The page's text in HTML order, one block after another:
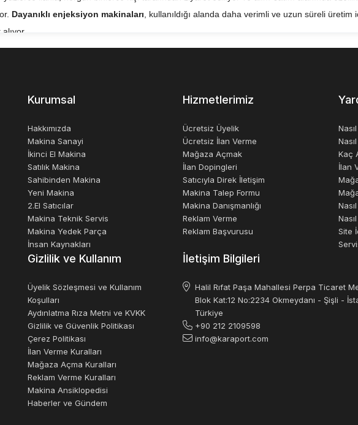
Dayanıklı enjeksiyon makinaları , kullanıldığı alanda daha verimli ve uzun süreli üretim
yer alır. Enjeksiyon makineleri, endüstriyel üretimde kullanılan önemli ekipmanlardan
makina satıcılarından ve sahibinden 2.el satılık enjeksiyon pvc kauçuk ilanları ve
malzemelerin sıcaklığı ve basıncı kullanılarak kalıplara enjekte edilmesi işlemini
malzemelerin enjeksiyonunu da gerçekleştirebilir.
enjeksiyon makinelerine benzer şekilde çalışır. Malzeme granüllerini besleme
kalıba enjekte edilir. Basınç ve soğutma işlemi gerçekleştirildikten sonra, kalıp açılır ve
ambalaj ve diğer endüstrilerde yaygın olarak kullanılır. Bu makineler, yüksek kaliteli
ve doğru boyutları sağlamak için hassas kontrol sistemleriyle donatılmıştır.
sunar. Bunlar arasında kısa üretim süreleri, yüksek verimlilik, yüksek hassasiyet ve
ve boyutlarda ürünler üretmek için çeşitli kalıp seçenekleri sunar.
Kurumsal
Hakkımızda
Makina Sanayi
İkinci El Makina
Satılık Makina
Sahibinden Makina
Yeni Makina
2.El Satıcılar
Makina Teknik Servis
Makina Yedek Parça
İnsan Kaynakları
Hizmetlerimiz
Ücretsiz Üyelik
Ücretsiz İlan Verme
Mağaza Açmak
İlan Dopingleri
Satıcıyla Direk İletişim
Makina Talep Formu
Makina Danışmanlığı
Reklam Verme
Reklam Başvurusu
Kaç
İlan
Site
Gizlilik ve Kullanım
Üyelik Sözleşmesi ve Kullanım
Koşulları
Aydınlatma Rıza Metni ve KVKK
Gizlilik ve Güvenlik Politikası
Çerez Politikası
İlan Verme Kuralları
Mağaza Açma Kuralları
Reklam Verme Kuralları
Makina Ansiklopedisi
Haberler ve Gündem
İletişim Bilgileri
Halil Rıfat Paşa Mahallesi Perpa Ticaret
Blok Kat:12 No:2234 Okmeydanı - Şişli -
Türkiye
+90 212 2109598
info@karaport.com